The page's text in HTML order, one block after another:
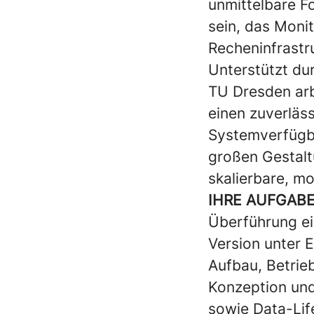
unmittelbare
sein, das
Unterstützt
TU Dresden
einen
großen
skalierbare,
IHRE
Überführung
Version unter
Aufbau,
Konzeption
sowie Data-